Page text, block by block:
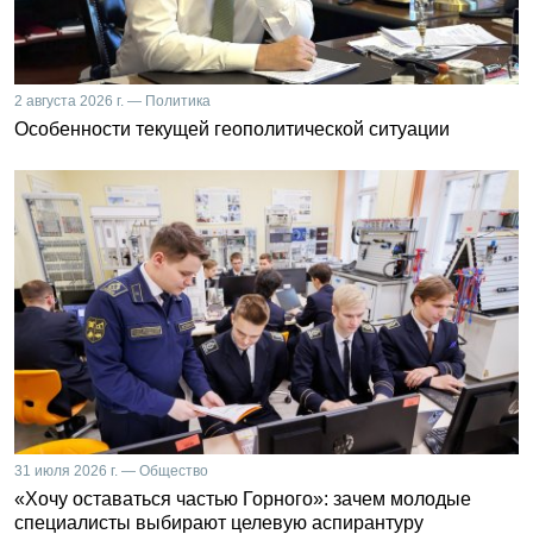
2 августа 2026 г. — Политика
Особенности текущей геополитической ситуации
31 июля 2026 г. — Общество
«Хочу оставаться частью Горного»: зачем молодые
специалисты выбирают целевую аспирантуру